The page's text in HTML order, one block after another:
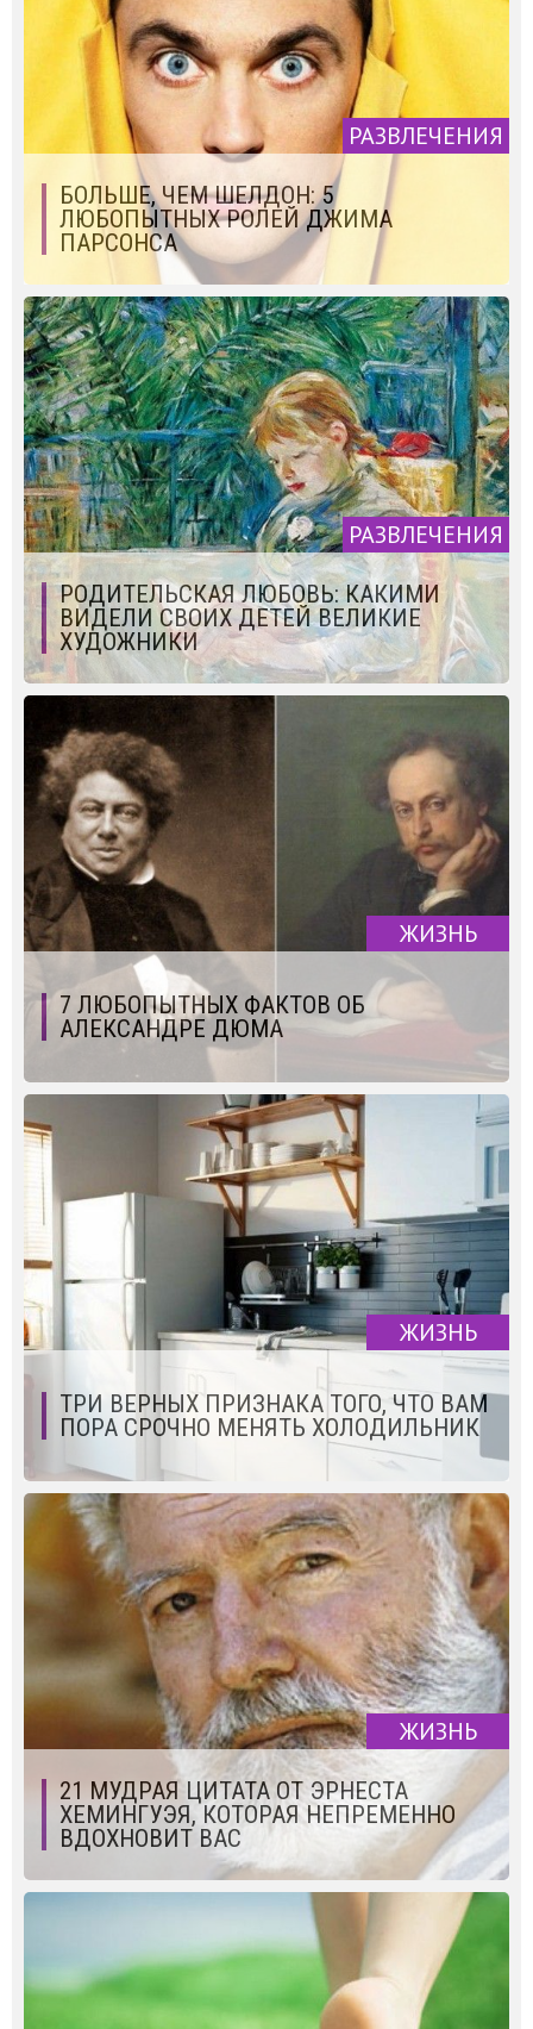
РАЗВЛЕЧЕНИЯ
БОЛЬШЕ, ЧЕМ ШЕЛДОН: 5
ЛЮБОПЫТНЫХ РОЛЕЙ ДЖИМА
ПАРСОНСА
РАЗВЛЕЧЕНИЯ
РОДИТЕЛЬСКАЯ ЛЮБОВЬ: КАКИМИ
ВИДЕЛИ СВОИХ ДЕТЕЙ ВЕЛИКИЕ
ХУДОЖНИКИ
ЖИЗНЬ
7 ЛЮБОПЫТНЫХ ФАКТОВ ОБ
АЛЕКСАНДРЕ ДЮМА
ЖИЗНЬ
ТРИ ВЕРНЫХ ПРИЗНАКА ТОГО, ЧТО ВАМ
ПОРА СРОЧНО МЕНЯТЬ ХОЛОДИЛЬНИК
ЖИЗНЬ
21 МУДРАЯ ЦИТАТА ОТ ЭРНЕСТА
ХЕМИНГУЭЯ, КОТОРАЯ НЕПРЕМЕННО
ВДОХНОВИТ ВАС